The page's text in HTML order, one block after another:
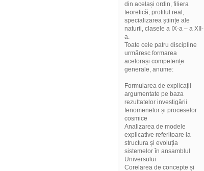
din același ordin, filiera
teoretică, profilul real,
specializarea științe ale
naturii, clasele a IX-a – a XII-
a.
Toate cele patru discipline
urmăresc formarea
acelorași competențe
generale, anume:
Formularea de explicații
argumentate pe baza
rezultatelor investigării
fenomenelor și proceselor
cosmice
Analizarea de modele
explicative referitoare la
structura și evoluția
sistemelor în ansamblul
Universului
Corelarea de concepte și